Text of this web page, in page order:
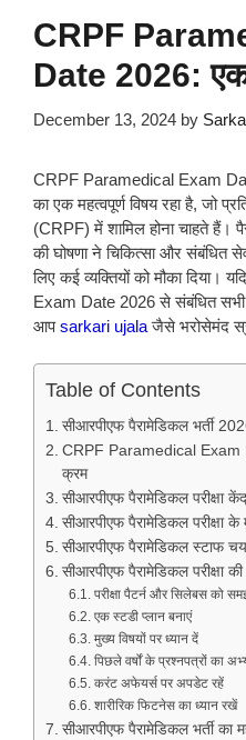
CRPF
Date 2026: एक
December 13, 2024 by
CRPF Paramedical Exam
का एक महत्वपूर्ण विषय रहा है, जो
(CRPF) में शामिल होना चाहते हैं।
की घोषणा ने चिकित्सा और संबंधित
लिए कई व्यक्तियों को मौका
Exam Date 2026 से संबंधित सभी
आपsarkari ujalaजैसे भरोसेमंद
Table of Contents
सीआरपीएफ पैरामेडिकल भर्ती
CRPF Paramedical Exam
क्रम
सीआरपीएफ पैरामेडिकल परीक्षा
सीआरपीएफ पैरामेडिकल परीक्षा
सीआरपीएफ पैरामेडिकल स्टाफ
सीआरपीएफ पैरामेडिकल परीक्षा
परीक्षा पैटर्न और सिलेबस को
एक स्टडी प्लान बनाएं
मुख्य विषयों पर ध्यान दें
पिछले वर्षों के प्रश्नपत्रों का
करंट अफेयर्स पर अपडेट रहें
शारीरिक फिटनेस का ध्यान रखें
सीआरपीएफ पैरामेडिकल भर्ती का